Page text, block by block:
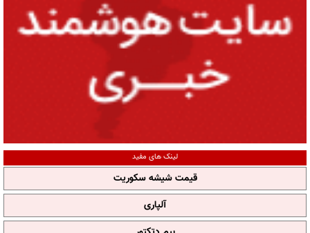
لینک های مفید
قیمت شیشه سکوریت
آلپاری